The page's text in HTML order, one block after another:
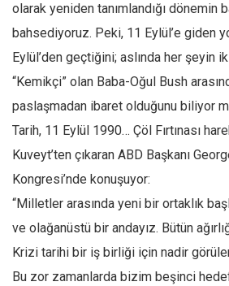
olarak yeniden tanımlandığı dönemin
bahsediyoruz. Peki, 11 Eylül’e giden
Eylül’den geçtiğini; aslında her şeyin
“Kemikçi” olan Baba-Oğul Bush
paslaşmadan ibaret olduğunu biliyor
Tarih, 11 Eylül 1990… Çöl Fırtınası
Kuveyt’ten çıkaran ABD Başkanı
Kongresi’nde konuşuyor:
“Milletler arasında yeni bir ortaklık
ve olağanüstü bir andayız. Bütün
Krizi tarihi bir iş birliği için nadir
Bu zor zamanlarda bizim beşinci